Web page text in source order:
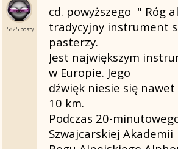
5825 posty
cd. powyższego " Róg
tradycyjny instrument
pasterzy.
Jest największym
w Europie. Jego
dźwięk niesie się nawet
10 km.
Podczas 20-
Szwajcarskiej Akademii